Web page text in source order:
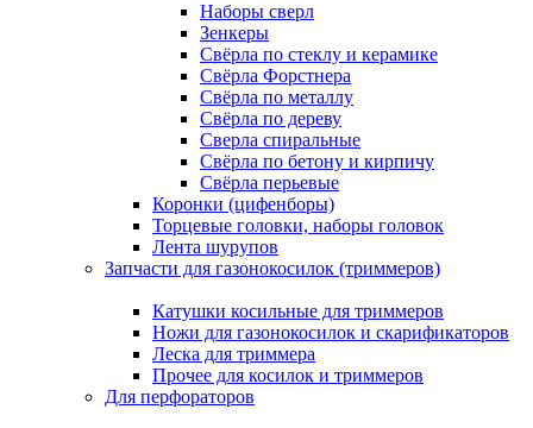
Наборы сверл
Зенкеры
Свёрла по стеклу и керамике
Свёрла Форстнера
Свёрла по металлу
Свёрла по дереву
Сверла спиральные
Свёрла по бетону и кирпичу
Свёрла перьевые
Коронки (цифенборы)
Торцевые головки, наборы головок
Лента шурупов
Запчасти для газонокосилок (триммеров)
Катушки косильные для триммеров
Ножи для газонокосилок и скарификаторов
Леска для триммера
Прочее для косилок и триммеров
Для перфораторов